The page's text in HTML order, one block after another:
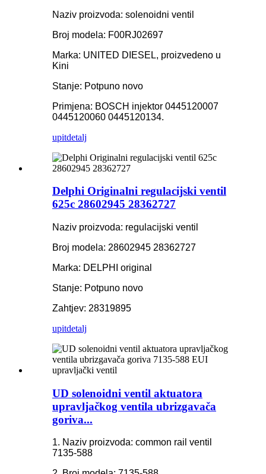
Naziv proizvoda: solenoidni ventil
Broj modela: F00RJ02697
Marka: UNITED DIESEL, proizvedeno u
Kini
Stanje: Potpuno novo
Primjena: BOSCH injektor 0445120007
0445120060 0445120134.
upitdetalj
Delphi Originalni regulacijski ventil
625c 28602945 28362727
Naziv proizvoda: regulacijski ventil
Broj modela: 28602945 28362727
Marka: DELPHI original
Stanje: Potpuno novo
Zahtjev: 28319895
upitdetalj
UD solenoidni ventil aktuatora
upravljačkog ventila ubrizgavača
goriva...
1. Naziv proizvoda: common rail ventil
7135-588